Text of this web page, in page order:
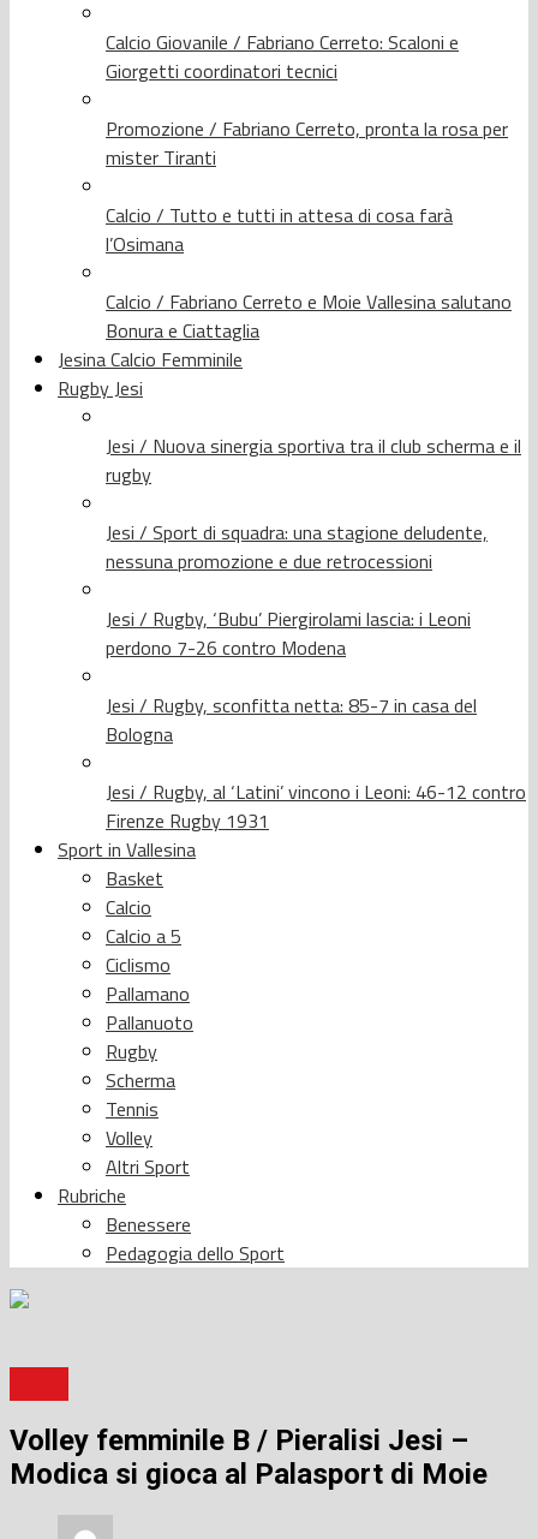
Calcio Giovanile / Fabriano Cerreto: Scaloni e
Giorgetti coordinatori tecnici
Promozione / Fabriano Cerreto, pronta la rosa per
mister Tiranti
Calcio / Tutto e tutti in attesa di cosa farà
l’Osimana
Calcio / Fabriano Cerreto e Moie Vallesina salutano
Bonura e Ciattaglia
Jesina Calcio Femminile
Rugby Jesi
Jesi / Nuova sinergia sportiva tra il club scherma e il
rugby
Jesi / Sport di squadra: una stagione deludente,
nessuna promozione e due retrocessioni
Jesi / Rugby, ‘Bubu’ Piergirolami lascia: i Leoni
perdono 7-26 contro Modena
Jesi / Rugby, sconfitta netta: 85-7 in casa del
Bologna
Jesi / Rugby, al ‘Latini’ vincono i Leoni: 46-12 contro
Firenze Rugby 1931
Sport in Vallesina
Basket
Calcio
Calcio a 5
Ciclismo
Pallamano
Pallanuoto
Rugby
Scherma
Tennis
Volley
Altri Sport
Rubriche
Benessere
Pedagogia dello Sport
Volley femminile B / Pieralisi Jesi –
Modica si gioca al Palasport di Moie